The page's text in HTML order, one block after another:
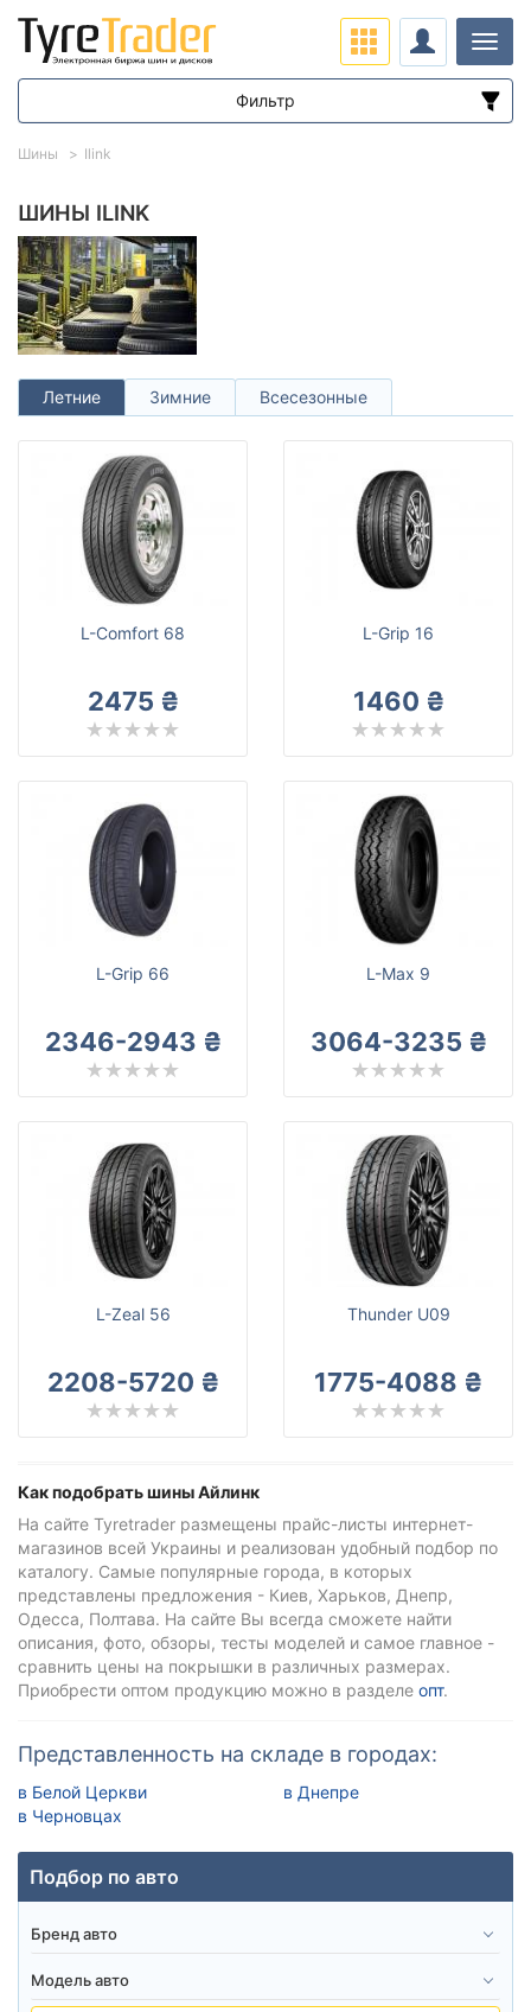
ШИНЫ ILINK
Летние Зимние Всесезонные
L-Comfort 68
2475 ₴
L-Grip 16
1460 ₴
L-Grip 66
2346-2943 ₴
L-Max 9
3064-3235 ₴
L-Zeal 56
2208-5720 ₴
Thunder U09
1775-4088 ₴
Как подобрать шины Айлинк
На сайте Tyretrader размещены прайс-листы интернет-
магазинов всей Украины и реализован удобный подбор по
каталогу. Самые популярные города, в которых
представлены предложения - Киев, Харьков, Днепр,
Одесса, Полтава. На сайте Вы всегда сможете найти
описания, фото, обзоры, тесты моделей и самое главное -
сравнить цены на покрышки в различных размерах.
Приобрести оптом продукцию можно в разделе опт.
Представленность на складе в городах:
в Белой Церкви
в Днепре
в Черновцах
Шины Ilink
Фильтр
Диапазон цен
Подбор по параметрам
Сезон
Все бренды
Сбросить Подобрать
Подбор по авто